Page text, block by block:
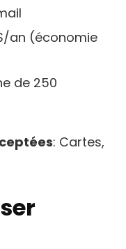
an (économie
de 250
: Cartes,